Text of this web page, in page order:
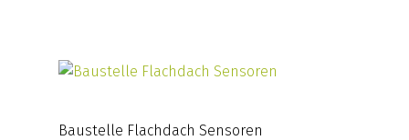
Baustelle Flachdach Sensoren